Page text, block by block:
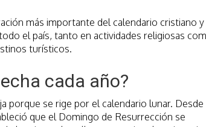
más importante del calendario cristiano y
el país, tanto en actividades religiosas
turísticos.
cada año?
porque se rige por el calendario lunar. Desde
que el Domingo de Resurrección se